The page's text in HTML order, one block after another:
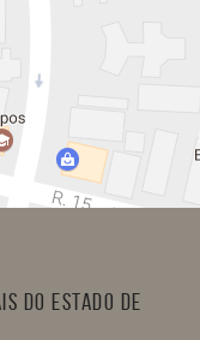
do Estado de